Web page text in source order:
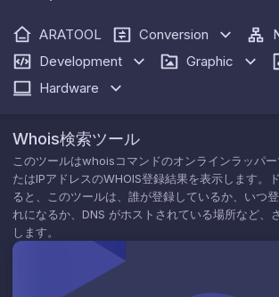
ARATOOL Conversion
Development
Graphic
Hardware
Whois検索ツール
このツールはwhoisコマンドのオンラインラッパ
たはIPアドレスのWHOIS登録結果を表示します。
ると、このツールは、誰が登録しているか、いつ
れになるか、DNS がホストされている場所など、
します。